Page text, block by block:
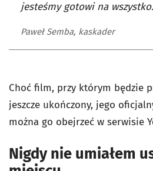
jesteśmy gotowi na wszystko.
Paweł Semba, kaskader
Choć film, przy którym będzie
jeszcze ukończony, jego
można go obejrzeć w serwisie
Nigdy nie umiałem